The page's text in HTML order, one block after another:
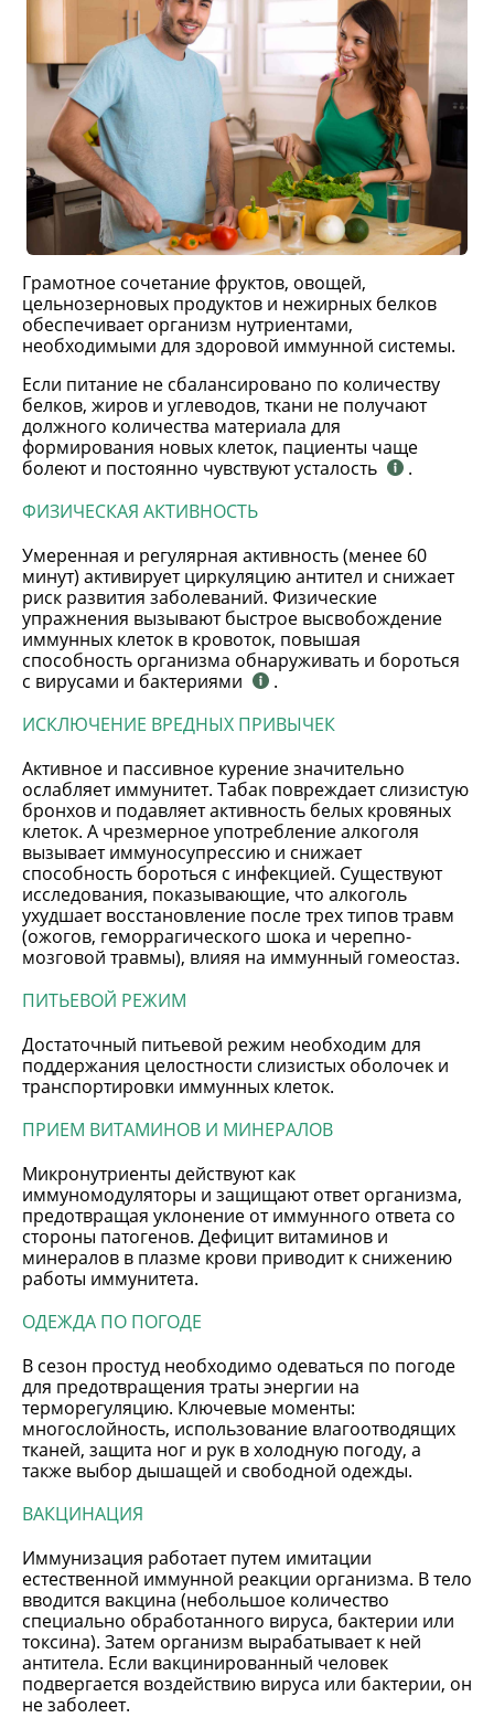
Грамотное сочетание фруктов, овощей,
цельнозерновых продуктов и нежирных белков
обеспечивает организм нутриентами,
необходимыми для здоровой иммунной системы.
Если питание не сбалансировано по количеству
белков, жиров и углеводов, ткани не получают
должного количества материала для
формирования новых клеток, пациенты чаще
болеют и постоянно чувствуют усталость
.
ФИЗИЧЕСКАЯ АКТИВНОСТЬ
Умеренная и регулярная активность (менее 60
минут) активирует циркуляцию антител и снижает
риск развития заболеваний. Физические
упражнения вызывают быстрое высвобождение
иммунных клеток в кровоток, повышая
способность организма обнаруживать и бороться
с вирусами и бактериями
.
ИСКЛЮЧЕНИЕ ВРЕДНЫХ ПРИВЫЧЕК
Активное и пассивное курение значительно
ослабляет иммунитет. Табак повреждает слизистую
бронхов и подавляет активность белых кровяных
клеток. А чрезмерное употребление алкоголя
вызывает иммуносупрессию и снижает
способность бороться с инфекцией. Существуют
исследования, показывающие, что алкоголь
ухудшает восстановление после трех типов травм
(ожогов, геморрагического шока и черепно-
мозговой травмы), влияя на иммунный гомеостаз.
ПИТЬЕВОЙ РЕЖИМ
Достаточный питьевой режим необходим для
поддержания целостности слизистых оболочек и
транспортировки иммунных клеток.
ПРИЕМ ВИТАМИНОВ И МИНЕРАЛОВ
Микронутриенты действуют как
иммуномодуляторы и защищают ответ организма,
предотвращая уклонение от иммунного ответа со
стороны патогенов. Дефицит витаминов и
минералов в плазме крови приводит к снижению
работы иммунитета.
ОДЕЖДА ПО ПОГОДЕ
В сезон простуд необходимо одеваться по погоде
для предотвращения траты энергии на
терморегуляцию. Ключевые моменты:
многослойность, использование влагоотводящих
тканей, защита ног и рук в холодную погоду, а
также выбор дышащей и свободной одежды.
ВАКЦИНАЦИЯ
Иммунизация работает путем имитации
естественной иммунной реакции организма. В тело
вводится вакцина (небольшое количество
специально обработанного вируса, бактерии или
токсина). Затем организм вырабатывает к ней
антитела. Если вакцинированный человек
подвергается воздействию вируса или бактерии, он
не заболеет.